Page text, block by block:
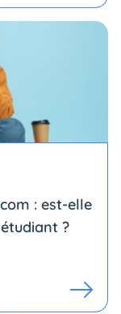
: est-elle
?